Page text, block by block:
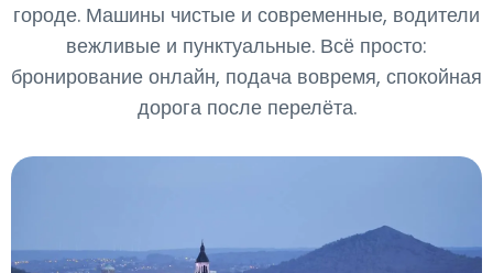
городе. Машины чистые и современные, водители
вежливые и пунктуальные. Всё просто:
бронирование онлайн, подача вовремя, спокойная
дорога после перелёта.